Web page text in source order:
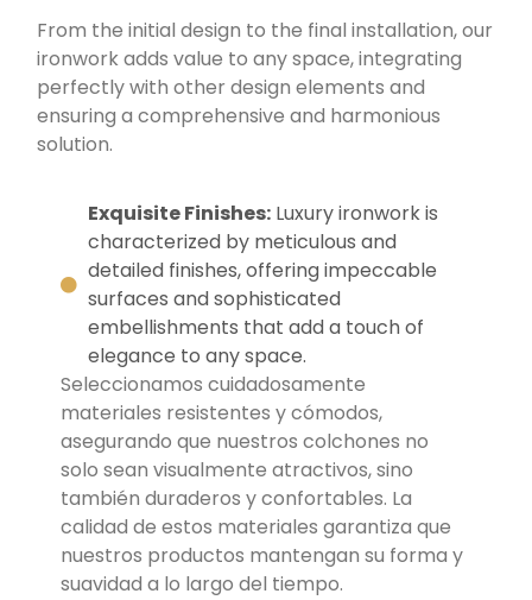
From the initial design to the final installation, our
ironwork adds value to any space, integrating
perfectly with other design elements and
ensuring a comprehensive and harmonious
solution.
Exquisite Finishes:Luxury ironwork is
characterized by meticulous and
detailed finishes, offering impeccable
surfaces and sophisticated
embellishments that add a touch of
elegance to any space.
Seleccionamos cuidadosamente
materiales resistentes y cómodos,
asegurando que nuestros colchones no
solo sean visualmente atractivos, sino
también duraderos yconfortables. La
calidad de estos materiales garantiza que
nuestros productos mantengansu forma y
suavidad a lo largo del tiempo.